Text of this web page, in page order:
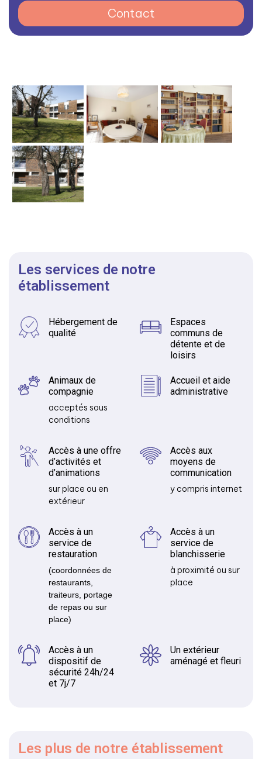
Contact
Les services de notre
établissement
Hébergement de
qualité
Espaces
communs de
détente et de
loisirs
Animaux de
compagnie
acceptés sous
conditions
Accueil et aide
administrative
Accès à une offre
d’activités et
d’animations
sur place ou en
extérieur
Accès aux
moyens de
communication
y compris internet
Accès à un
service de
restauration
(coordonnées de
restaurants,
traiteurs, portage
de repas ou sur
place)
Accès à un
service de
blanchisserie
à proximité ou sur
place
Accès à un
dispositif de
sécurité 24h/24
et 7j/7
Un extérieur
aménagé et fleuri
Les plus de notre établissement